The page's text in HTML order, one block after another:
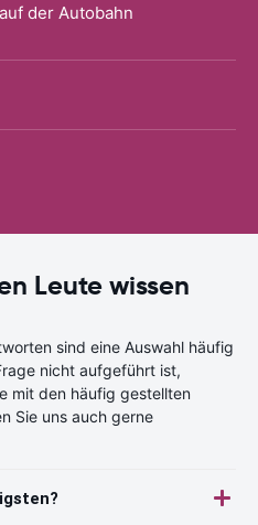
der Autobahn
Leute wissen
sind eine Auswahl häufig
nicht aufgeführt ist,
mit den häufig gestellten
Sie uns auch gerne